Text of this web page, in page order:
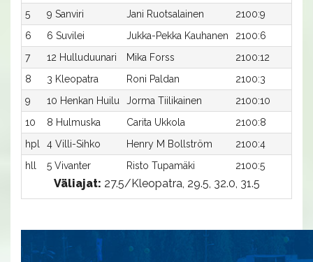
5 9 Sanviri Jani Ruotsalainen 2100:9
6
6 Suvilei Jukka-Pekka Kauhanen 2100:6
7
12 Hulluduunari Mika Forss 2100:12
8
3 Kleopatra Roni Paldan 2100:3
9
10 Henkan Huilu Jorma Tiilikainen 2100:10
10
8 Hulmuska Carita Ukkola 2100:8
hpl
4 Villi-Sihko Henry M Bollström 2100:4
hll
5 Vivanter Risto Tupamäki 2100:5
Väliajat: 27.5/Kleopatra, 29.5, 32.0, 31.5